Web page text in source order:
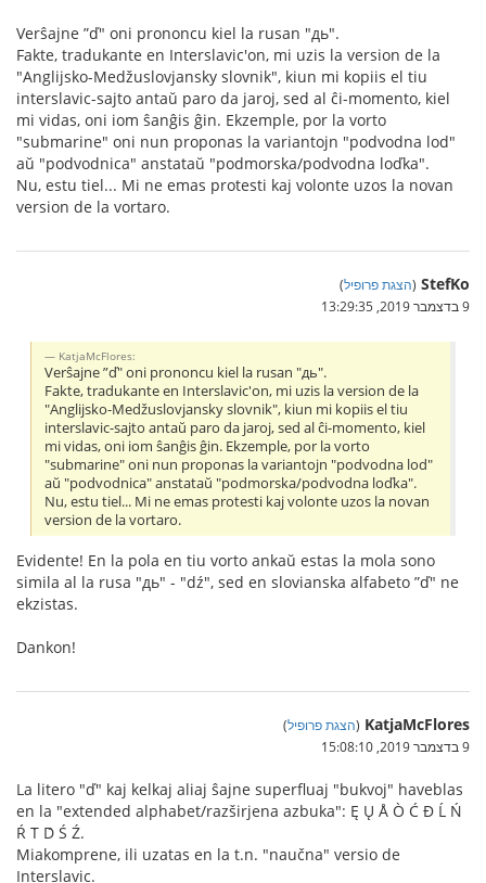
Verŝajne ”ď" oni prononcu kiel la rusan "дь".
Fakte, tradukante en Interslavic'on, mi uzis la version de la
"Anglijsko-Medžuslovjansky slovnik", kiun mi kopiis el tiu
interslavic-sajto antaŭ paro da jaroj, sed al ĉi-momento, kiel
mi vidas, oni iom ŝanĝis ĝin. Ekzemple, por la vorto
"submarine" oni nun proponas la variantojn "podvodna lod"
aŭ "podvodnica" anstataŭ "podmorska/podvodna loďka".
Nu, estu tiel... Mi ne emas protesti kaj volonte uzos la novan
version de la vortaro.
StefKo
(הצגת פרופיל)
9 בדצמבר 2019, 13:29:35
KatjaMcFlores:
Verŝajne ”ď" oni prononcu kiel la rusan "дь".
Fakte, tradukante en Interslavic'on, mi uzis la version de la
"Anglijsko-Medžuslovjansky slovnik", kiun mi kopiis el tiu
interslavic-sajto antaŭ paro da jaroj, sed al ĉi-momento, kiel
mi vidas, oni iom ŝanĝis ĝin. Ekzemple, por la vorto
"submarine" oni nun proponas la variantojn "podvodna lod"
aŭ "podvodnica" anstataŭ "podmorska/podvodna loďka".
Nu, estu tiel... Mi ne emas protesti kaj volonte uzos la novan
version de la vortaro.
Evidente! En la pola en tiu vorto ankaŭ estas la mola sono
simila al la rusa "дь" - "dź", sed en slovianska alfabeto ”ď" ne
ekzistas.
Dankon!
KatjaMcFlores
(הצגת פרופיל)
9 בדצמבר 2019, 15:08:10
La litero "ď" kaj kelkaj aliaj ŝajne superfluaj "bukvoj" haveblas
en la "extended alphabet/razširjena azbuka": Ę Ų Å Ò Ć Đ Ĺ Ń
Ŕ T́ D́ Ś Ź.
Miakomprene, ili uzatas en la t.n. "naučna" versio de
Interslavic.